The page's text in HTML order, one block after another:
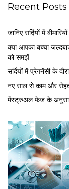
Recent Posts
जानिए सर्दियों में
क्या आपका बच्चा
को समझें
सर्द‍ियों में प्रेगनेंसी के
नए साल से काम और
मेंस्ट्रुअल फेज के अनुसार